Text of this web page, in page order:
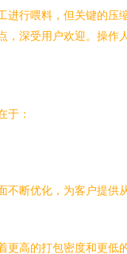
进行喂料，但关键的压
深受用户欢迎。操作
于：
断优化，为客户提供
高的打包密度和更低